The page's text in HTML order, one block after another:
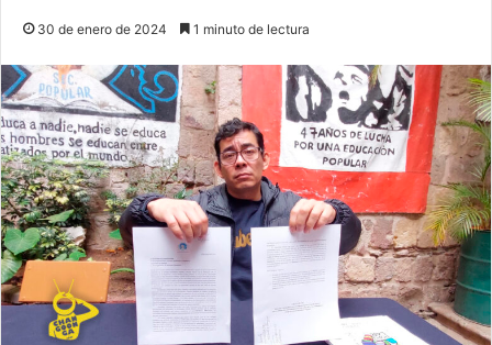
30 de enero de 2024 1 minuto de lectura